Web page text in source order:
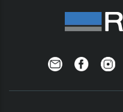
NewsletterFacebook